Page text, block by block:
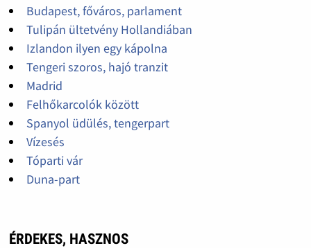
Budapest, főváros, parlament
Tulipán ültetvény Hollandiában
Izlandon ilyen egy kápolna
Tengeri szoros, hajó tranzit
Madrid
Felhőkarcolók között
Spanyol üdülés, tengerpart
Vízesés
Tóparti vár
Duna-part
ÉRDEKES, HASZNOS